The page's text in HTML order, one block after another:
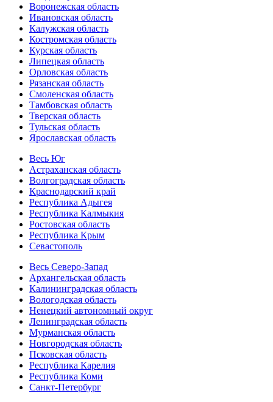
Воронежская область
Ивановская область
Калужская область
Костромская область
Курская область
Липецкая область
Орловская область
Рязанская область
Смоленская область
Тамбовская область
Тверская область
Тульская область
Ярославская область
Весь Юг
Астраханская область
Волгоградская область
Краснодарский край
Республика Адыгея
Республика Калмыкия
Ростовская область
Республика Крым
Севастополь
Весь Северо-Запад
Архангельская область
Калининградская область
Вологодская область
Ненецкий автономный округ
Ленинградская область
Мурманская область
Новгородская область
Псковская область
Республика Карелия
Республика Коми
Санкт-Петербург